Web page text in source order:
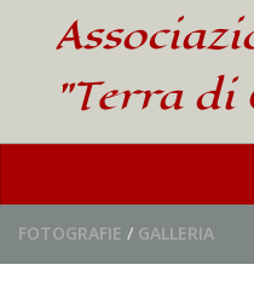
"Terra di
Home
FOTOGRAFIE / GALLERIA